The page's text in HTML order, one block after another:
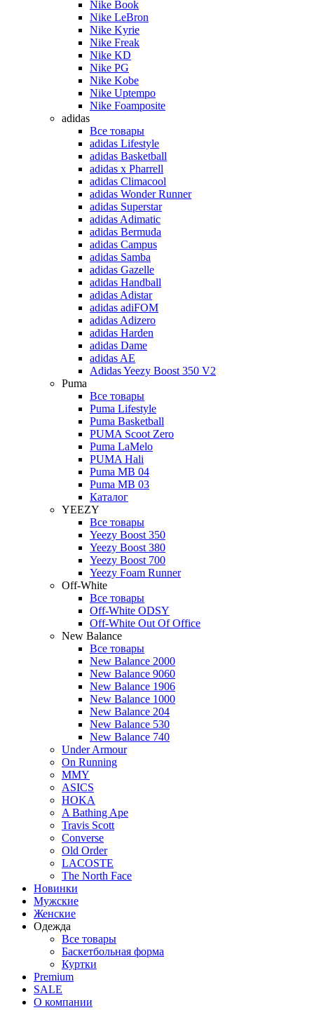
Nike Book
Nike LeBron
Nike Kyrie
Nike Freak
Nike KD
Nike PG
Nike Kobe
Nike Uptempo
Nike Foamposite
adidas
Все товары
adidas Lifestyle
adidas Basketball
adidas x Pharrell
adidas Climacool
adidas Wonder Runner
adidas Superstar
adidas Adimatic
adidas Bermuda
adidas Campus
adidas Samba
adidas Gazelle
adidas Handball
adidas Adistar
adidas adiFOM
adidas Adizero
adidas Harden
adidas Dame
adidas AE
Adidas Yeezy Boost 350 V2
Puma
Все товары
Puma Lifestyle
Puma Basketball
PUMA Scoot Zero
Puma LaMelo
PUMA Hali
Puma MB 04
Puma MB 03
Каталог
YEEZY
Все товары
Yeezy Boost 350
Yeezy Boost 380
Yeezy Boost 700
Yeezy Foam Runner
Off-White
Все товары
Off-White ODSY
Off-White Out Of Office
New Balance
Все товары
New Balance 2000
New Balance 9060
New Balance 1906
New Balance 1000
New Balance 204
New Balance 530
New Balance 740
Under Armour
On Running
MMY
ASICS
HOKA
A Bathing Ape
Travis Scott
Converse
Old Order
LACOSTE
The North Face
Новинки
Мужские
Женские
Одежда
Все товары
Баскетбольная форма
Куртки
Premium
SALE
О компании